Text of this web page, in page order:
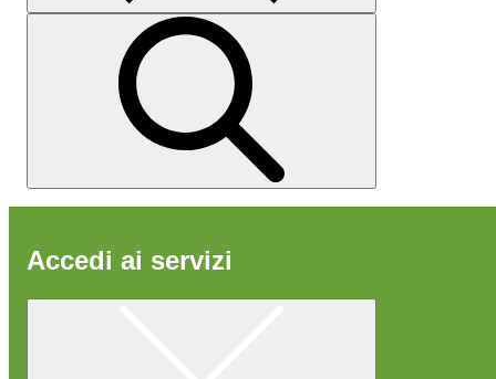
Accedi ai servizi